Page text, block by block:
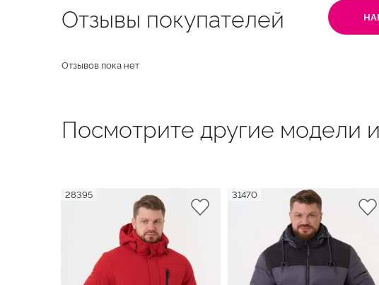
Отзывы покупателей
Отзывов пока нет
Посмотрите другие модели
28395 31470